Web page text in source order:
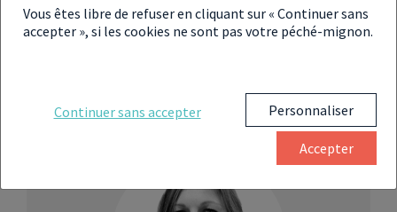
Vous êtes libre de refuser en cliquant sur « Continuer sans
accepter », si les cookies ne sont pas votre péché-mignon.
Continuer sans accepter Personnaliser
Accepter